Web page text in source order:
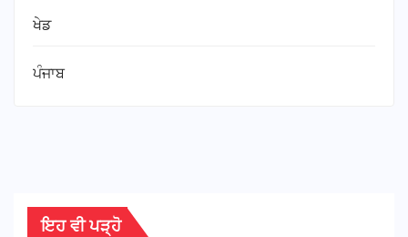
ਖੇਡ
ਪੰਜਾਬ
ਇਹ ਵੀ ਪੜ੍ਹੋ